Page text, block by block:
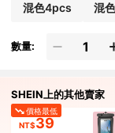
混色4pcs 混
數量:
SHEIN上的其他賣家
價格最低
NT$39